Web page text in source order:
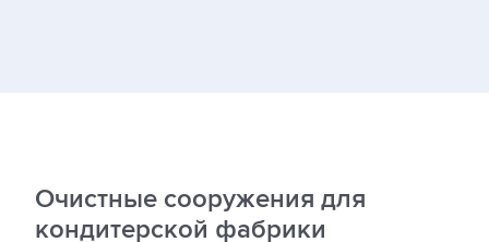
Очистные сооружения для
кондитерской фабрики